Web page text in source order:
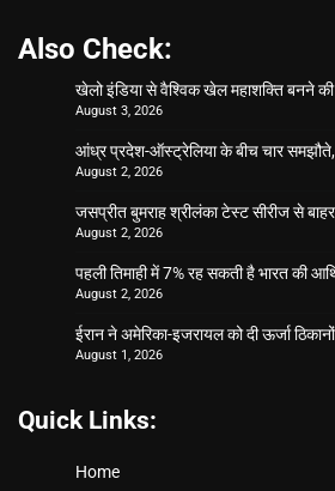
Also Check:
खेलो इंडिया से वैश्विक खेल महाशक्ति बनने
August 3, 2026
आंध्र प्रदेश-ऑस्ट्रेलिया के बीच चार समझौते,
August 2, 2026
जसप्रीत बुमराह श्रीलंका टेस्ट सीरीज से
August 2, 2026
पहली तिमाही में 7% रह सकती है भारत की
August 2, 2026
ईरान ने अमेरिका-इजरायल को दी ऊर्जा
August 1, 2026
Quick Links:
Home